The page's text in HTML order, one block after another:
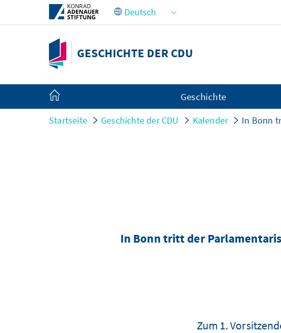
Zum Hauptinhalt springen
GESCHICHTE DER CDU
Geschichte
Startseite Geschichte der CDU Kalender In Bonn
In Bonn tritt der
Zum 1.